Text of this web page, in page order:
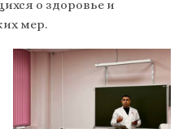
о здоровье и
мер.